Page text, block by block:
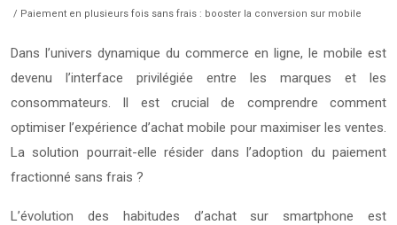
/ Paiement en plusieurs fois sans frais : booster la conversion sur mobile
Dans l’univers dynamique du commerce en ligne, le mobile est
devenu l’interface privilégiée entre les marques et les
consommateurs. Il est crucial de comprendre comment
optimiser l’expérience d’achat mobile pour maximiser les ventes.
La solution pourrait-elle résider dans l’adoption du paiement
fractionné sans frais ?
L’évolution des habitudes d’achat sur smartphone est